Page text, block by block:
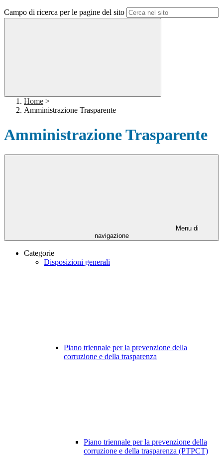
Campo di ricerca per le pagine del sito
Home >
Amministrazione Trasparente
Amministrazione Trasparente
Menu di
navigazione
Categorie
Disposizioni generali
Piano triennale per la prevenzione della
corruzione e della trasparenza
Piano triennale per la prevenzione della
corruzione e della trasparenza (PTPCT)